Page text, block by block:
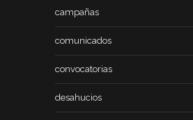
campañas
comunicados
convocatorias
desahucios